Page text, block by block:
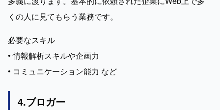
くの人に見てもらう業務です。
必要なスキル
• 情報解析スキルや企画力
• コミュニケーション能力 など
4.ブロガー